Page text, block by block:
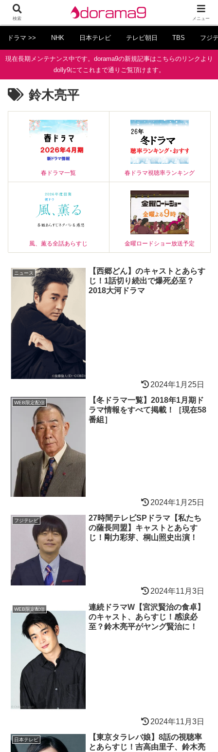
ドラマ >> NHK 日本テレビ テレビ朝日 TBS フジ
現在長期メンテナンス中です。dorama9の新規記事はこちらのリンクより
dolly9にてこれまで通りご覧頂けます。
鈴木亮平
春ドラマ一覧 春ドラマ視聴率ランキング
風、薫る全話あらすじ 金曜ロードショー放送予定
ニュース
【西郷どん】のキャストとあらす
じ！1話切り続出で爆死必至？
2018大河ドラマ
2024年1月25日
WEB限定配信
【冬ドラマ一覧】2018年1月期ド
ラマ情報をすべて掲載！［現在58
番組］
2024年1月25日
フジテレビ
27時間テレビSPドラマ【私たち
の薩長同盟】キャストとあらす
じ！剛力彩芽、桐山照史出演！
2024年11月3日
WEB限定配信
連続ドラマW【宮沢賢治の食卓】
のキャスト、あらすじ！感涙必
至？鈴木亮平がヤング賢治に！
2024年11月3日
日本テレビ
【東京タラレバ娘】8話の視聴率
とあらすじ！吉高由里子、鈴木亮
検索 メニュー